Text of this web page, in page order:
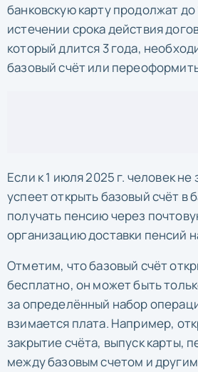
банковскую карту продолжат
истечении срока действия
который длится 3 года,
базовый счёт или
Если к 1 июля 2025 г. человек не
успеет открыть базовый счёт в
получать пенсию через
организацию доставки пенсий
Отметим, что базовый счёт
бесплатно, он может быть
за определённый набор
взимается плата. Например,
закрытие счёта, выпуск карты,
между базовым счетом и